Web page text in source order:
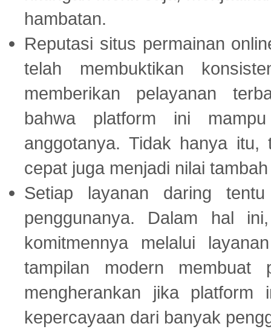
hambatan.
Reputasi situs permainan
telah membuktikan
memberikan pelayanan
bahwa platform ini
anggotanya. Tidak hanya
cepat juga menjadi nilai
Setiap layanan daring
penggunanya. Dalam hal
komitmennya melalui
tampilan modern membuat
mengherankan jika platform
kepercayaan dari banyak